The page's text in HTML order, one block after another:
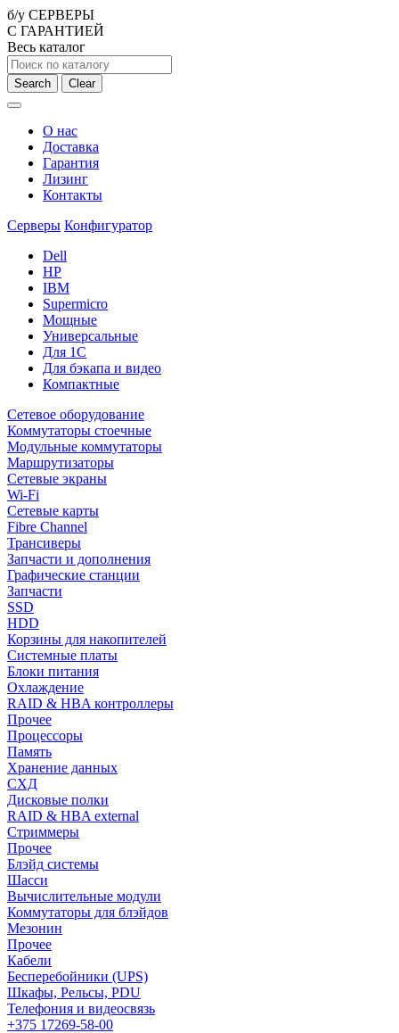
б/у СЕРВЕРЫ
С ГАРАНТИЕЙ
Весь каталог
Search Clear
О нас
Доставка
Гарантия
Лизинг
Контакты
Серверы Конфигуратор
Dell
HP
IBM
Supermicro
Мощные
Универсальные
Для 1С
Для бэкапа и видео
Компактные
Сетевое оборудование
Коммутаторы стоечные
Модульные коммутаторы
Маршрутизаторы
Сетевые экраны
Wi-Fi
Сетевые карты
Fibre Channel
Трансиверы
Запчасти и дополнения
Графические станции
Запчасти
SSD
HDD
Корзины для накопителей
Системные платы
Блоки питания
Охлаждение
RAID & HBA контроллеры
Прочее
Процессоры
Память
Хранение данных
СХД
Дисковые полки
RAID & HBA external
Стриммеры
Прочее
Блэйд системы
Шасси
Вычислительные модули
Коммутаторы для блэйдов
Мезонин
Прочее
Кабели
Бесперебойники (UPS)
Шкафы, Рельсы, PDU
Телефония и видеосвязь
+375 17269-58-00